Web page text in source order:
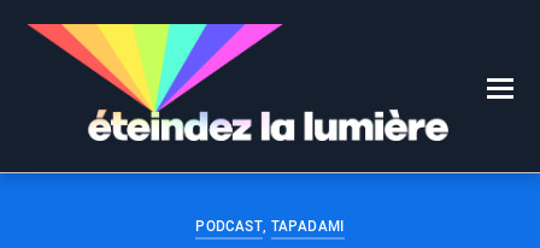
PODCAST, TAPADAMI